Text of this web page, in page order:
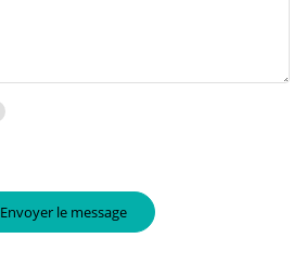
Envoyer le message